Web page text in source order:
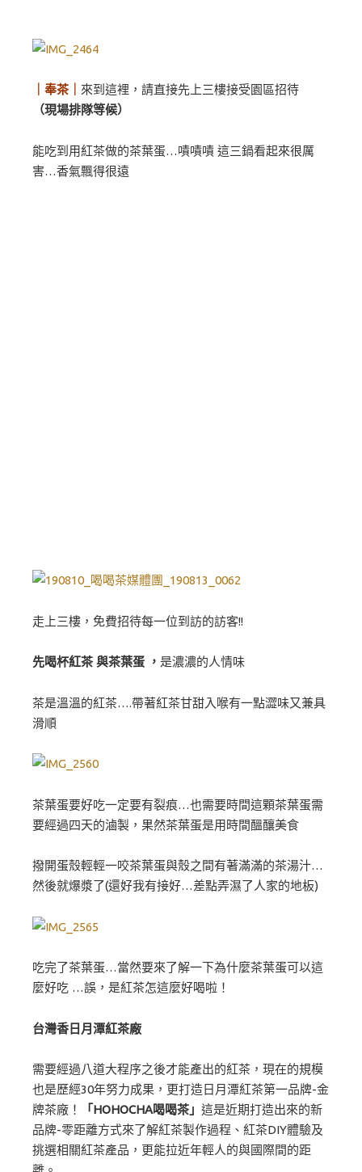
｜奉茶｜ 來到這裡，請直接先上三樓接受園區招待
（現場排隊等候）
能吃到用紅茶做的茶葉蛋…嘖嘖嘖 這三鍋看起來很厲
害…香氣飄得很遠
走上三樓，免費招待每一位到訪的訪客!!
先喝杯紅茶 與茶葉蛋 ， 是濃濃的人情味
茶是溫溫的紅茶….帶著紅茶甘甜入喉有一點澀味又兼具
滑順
茶葉蛋要好吃一定要有裂痕…也需要時間這顆茶葉蛋需
要經過四天的滷製，果然茶葉蛋是用時間醞釀美食
撥開蛋殼輕輕一咬茶葉蛋與殼之間有著滿滿的茶湯汁…
然後就爆漿了(還好我有接好…差點弄濕了人家的地板)
吃完了茶葉蛋…當然要來了解一下為什麼茶葉蛋可以這
麼好吃 …誤，是紅茶怎這麼好喝啦！
台灣香日月潭紅茶廠
需要經過八道大程序之後才能產出的紅茶，現在的規模
也是歷經30年努力成果，更打造日月潭紅茶第一品牌-金
牌茶廠！
「HOHOCHA喝喝茶」 這是近期打造出來的新
品牌-零距離方式來了解紅茶製作過程、紅茶DIY體驗及
挑選相關紅茶產品，更能拉近年輕人的與國際間的距